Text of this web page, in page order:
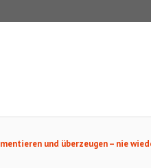
und überzeugen – nie